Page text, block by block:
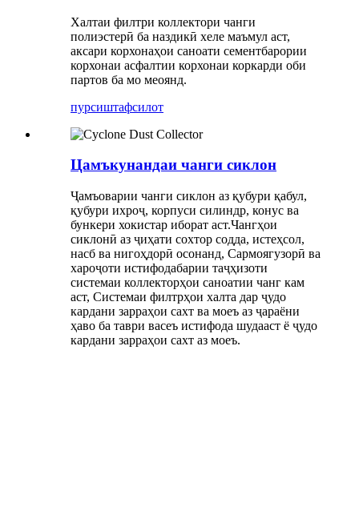
Халтаи филтри коллектори чанги
полиэстерӣ ба наздикӣ хеле маъмул аст,
аксари корхонаҳои саноати сементбарории
корхонаи асфалтии корхонаи коркарди оби
партов ба мо меоянд.
пурсиштафсилот
Цамъкунандаи чанги сиклон
Ҷамъоварии чанги сиклон аз қубури қабул,
қубури ихроҷ, корпуси силиндр, конус ва
бункери хокистар иборат аст.Чангҳои
сиклонӣ аз ҷиҳати сохтор содда, истеҳсол,
насб ва нигоҳдорӣ осонанд, Сармоягузорӣ ва
хароҷоти истифодабарии таҷҳизоти
системаи коллекторҳои саноатии чанг кам
аст, Системаи филтрҳои халта дар ҷудо
кардани зарраҳои сахт ва моеъ аз ҷараёни
ҳаво ба таври васеъ истифода шудааст ё ҷудо
кардани зарраҳои сахт аз моеъ.